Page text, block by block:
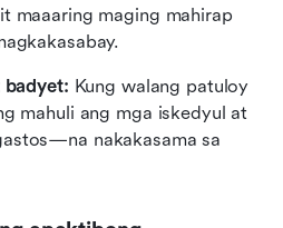
maaaring maging mahirap
badyet: Kung walang patuloy
mahuli ang mga iskedyul at